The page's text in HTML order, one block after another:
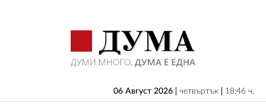
06 Август 2026 четвъртък 18:46 ч.
БЪЛГАРИЯ
ИКОНОМИКА
ИЗБОРИ